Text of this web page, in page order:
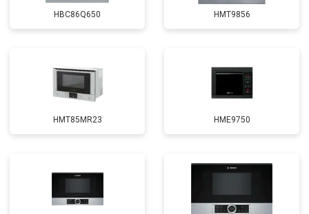
HBC86Q650 HMT9856
HMT85MR23 HME9750